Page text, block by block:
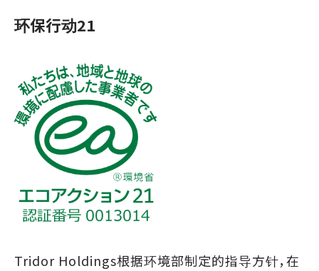
环保行动21
Tridor Holdings根据环境部制定的指导方针，在